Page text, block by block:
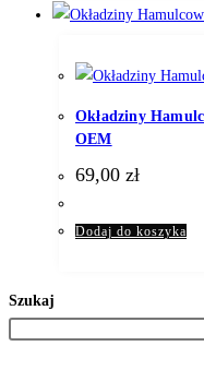
Okładziny
OEM
69,00 zł
Dodaj do koszyka
Szukaj